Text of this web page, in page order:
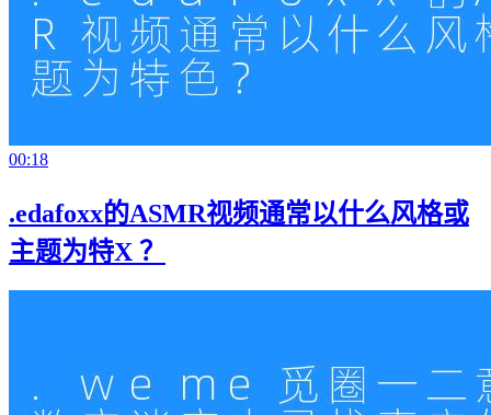
00:18
.edafoxx的ASMR视频通常以什么风格或
主题为特X ？